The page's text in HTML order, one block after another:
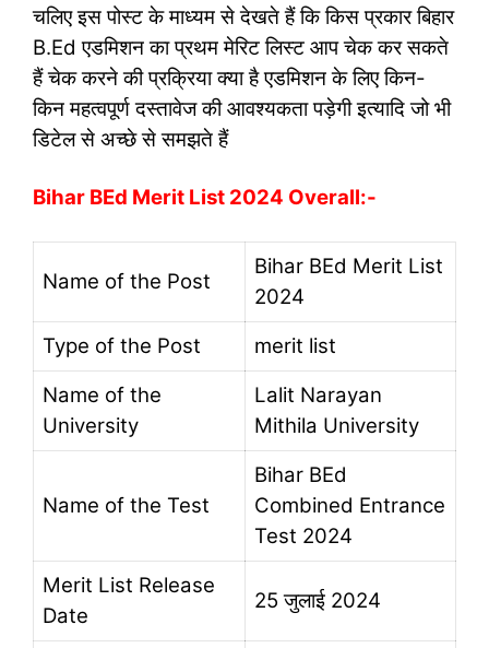
चलिए इस पोस्ट के माध्यम से देखते हैं कि किस प्रकार बिहार
B.Ed एडमिशन का प्रथम मेरिट लिस्ट आप चेक कर सकते
हैं चेक करने की प्रक्रिया क्या है एडमिशन के लिए किन-
किन महत्वपूर्ण दस्तावेज की आवश्यकता पड़ेगी इत्यादि जो भी
डिटेल से अच्छे से समझते हैं
Bihar BEd Merit List 2024 Overall:-
Name of the Post
Bihar BEd Merit List
2024
Type of the Post
merit list
Name of the
University
Lalit Narayan
Mithila University
Name of the Test
Bihar BEd
Combined Entrance
Test 2024
Merit List Release
Date
25 जुलाई 2024